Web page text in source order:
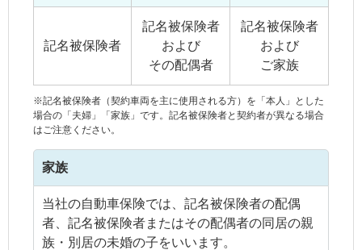
記名被保険者
記名被保険者
および
その配偶者
記名被保険者
および
ご家族
※記名被保険者 （契約車両を主に使用される方）を「本人」とした
場合の「夫婦」「家族 」です。 記名被保険者と契約者が異なる場合
はご注意ください。
家族
当社の自動車保険では、記名被保険者の配偶
者、記名被保険者またはその配偶者の同居の親
族・別居の未婚の子をいいます。